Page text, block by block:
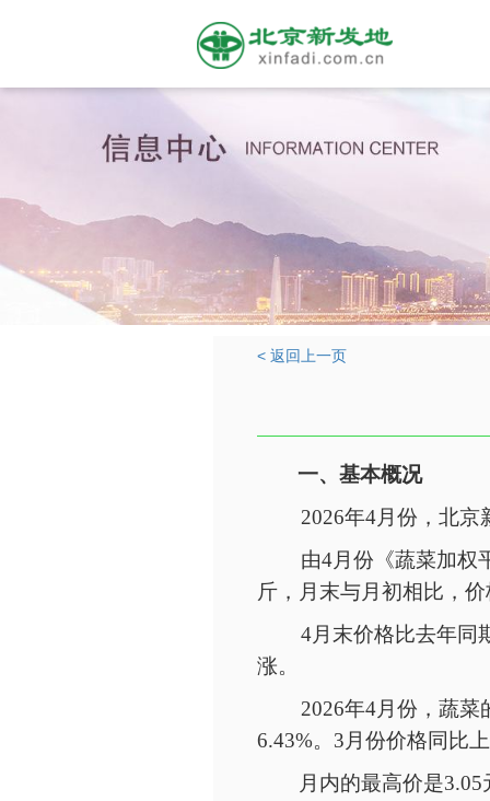
< 返回上一页
一、基本概况
2026年4月份，北
由4月份《蔬菜加权
斤，月末与月初相比，
4月末价格比去年同
涨。
2026年4月份，蔬菜
6.43%。3月份价格同比
月内的最高价是3.05